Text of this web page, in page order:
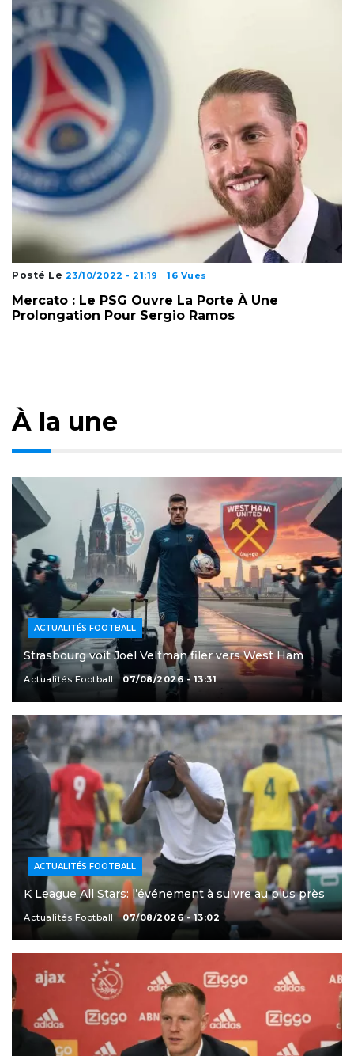
Posté Le 23/10/2022 - 21:19 16 Vues
Mercato : Le PSG Ouvre La Porte À Une
Prolongation Pour Sergio Ramos
À la une
ACTUALITÉS FOOTBALL
Strasbourg voit Joël Veltman filer vers West Ham
Actualités Football 07/08/2026 - 13:31
ACTUALITÉS FOOTBALL
K League All Stars: l’événement à suivre au plus près
Actualités Football 07/08/2026 - 13:02